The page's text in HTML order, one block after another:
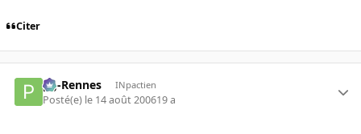
Citer
pg-Rennes INpactien
Posté(e) le 14 août 200619 a